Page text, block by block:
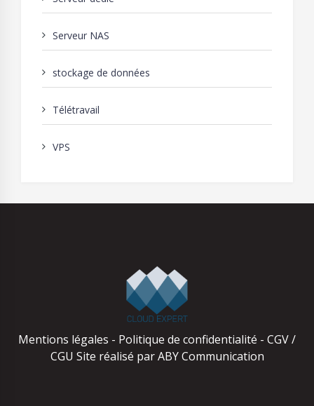
Serveur NAS
stockage de données
Télétravail
VPS
Mentions légales - Politique de confidentialité - CGV /
CGU Site réalisé parABY Communication